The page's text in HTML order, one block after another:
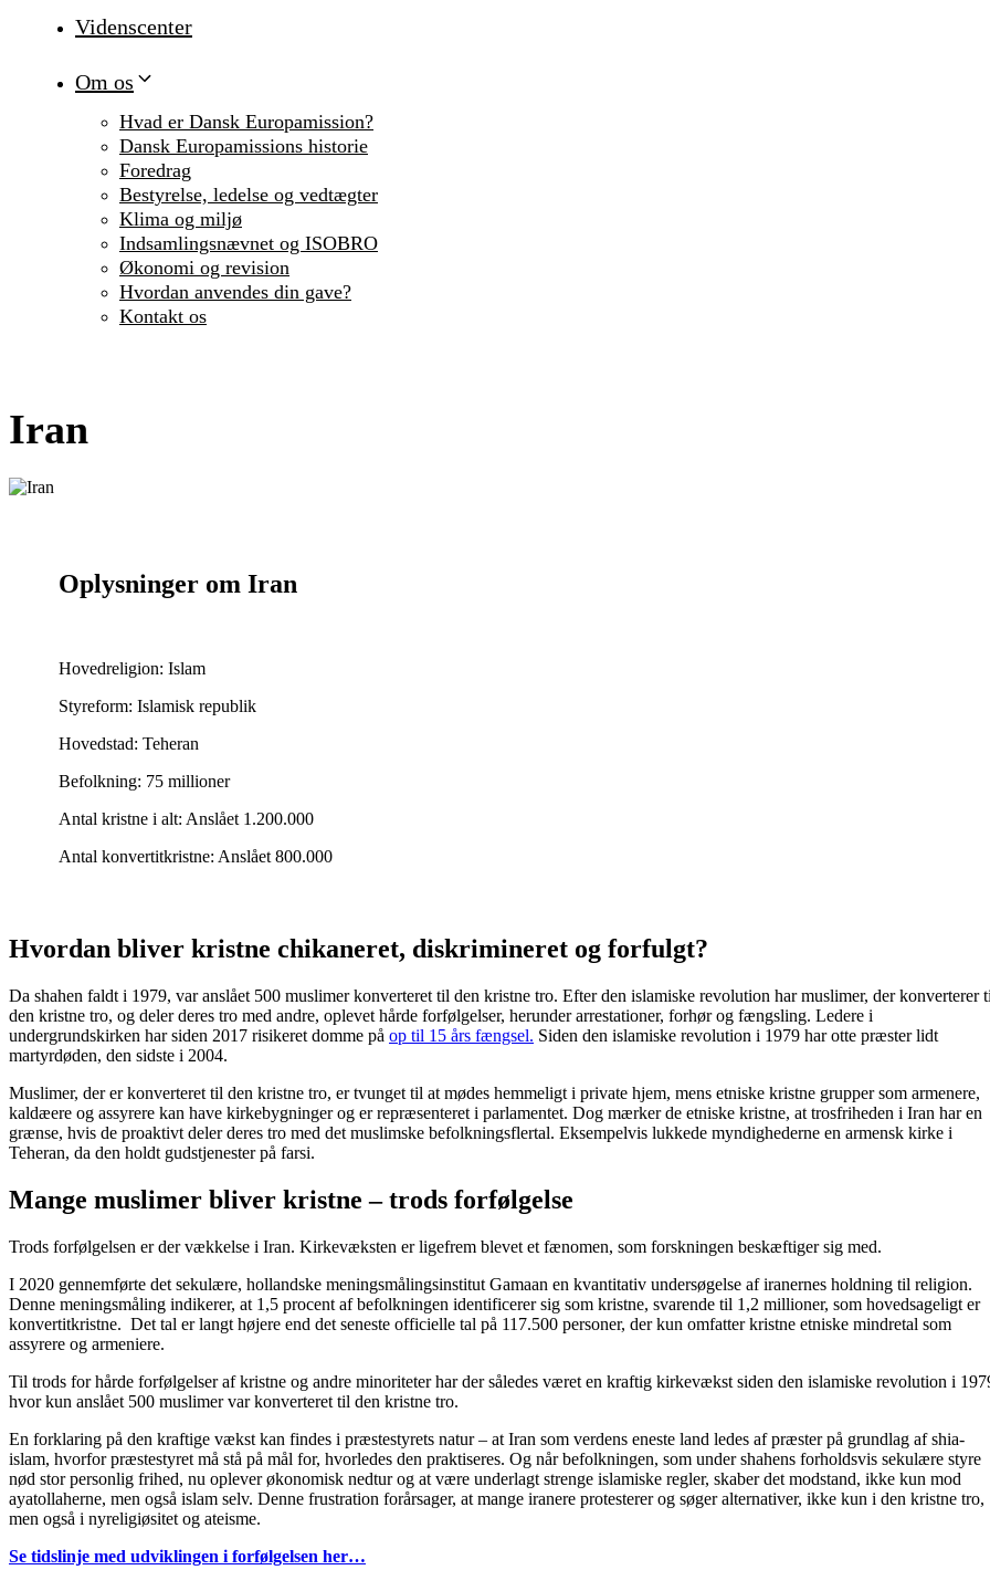
Videnscenter
Om os
Hvad er Dansk Europamission?
Dansk Europamissions historie
Foredrag
Bestyrelse, ledelse og vedtægter
Klima og miljø
Indsamlingsnævnet og ISOBRO
Økonomi og revision
Hvordan anvendes din gave?
Kontakt os
Iran
Oplysninger om Iran
Hovedreligion: Islam
Styreform: Islamisk republik
Hovedstad: Teheran
Befolkning: 75 millioner
Antal kristne i alt: Anslået 1.200.000
Antal konvertitkristne: Anslået 800.000
Hvordan bliver kristne chikaneret, diskrimineret og forfulgt?
Da shahen faldt i 1979, var anslået 500 muslimer konverteret til den kristne tro. Efter den islamiske revolution har muslimer, der konverterer
den kristne tro, og deler deres tro med andre, oplevet hårde forfølgelser, herunder arrestationer, forhør og fængsling. Ledere i
undergrundskirken har siden 2017 risikeret domme på op til 15 års fængsel. Siden den islamiske revolution i 1979 har otte præster lidt
martyrdøden, den sidste i 2004.
Muslimer, der er konverteret til den kristne tro, er tvunget til at mødes hemmeligt i private hjem, mens etniske kristne grupper som armenere,
kaldæere og assyrere kan have kirkebygninger og er repræsenteret i parlamentet. Dog mærker de etniske kristne, at trosfriheden i Iran har en
grænse, hvis de proaktivt deler deres tro med det muslimske befolkningsflertal. Eksempelvis lukkede myndighederne en armensk kirke i
Teheran, da den holdt gudstjenester på farsi.
Mange muslimer bliver kristne – trods forfølgelse
Trods forfølgelsen er der vækkelse i Iran. Kirkevæksten er ligefrem blevet et fænomen, som forskningen beskæftiger sig med.
I 2020 gennemførte det sekulære, hollandske meningsmålingsinstitut Gamaan en kvantitativ undersøgelse af iranernes holdning til religion.
Denne meningsmåling indikerer, at 1,5 procent af befolkningen identificerer sig som kristne, svarende til 1,2 millioner, som hovedsageligt er
konvertitkristne. Det tal er langt højere end det seneste officielle tal på 117.500 personer, der kun omfatter kristne etniske mindretal som
assyrere og armeniere.
Til trods for hårde forfølgelser af kristne og andre minoriteter har der således været en kraftig kirkevækst siden den islamiske revolution i
hvor kun anslået 500 muslimer var konverteret til den kristne tro.
En forklaring på den kraftige vækst kan findes i præstestyrets natur – at Iran som verdens eneste land ledes af præster på grundlag af shia-
islam, hvorfor præstestyret må stå på mål for, hvorledes den praktiseres. Og når befolkningen, som under shahens forholdsvis sekulære styre
nød stor personlig frihed, nu oplever økonomisk nedtur og at være underlagt strenge islamiske regler, skaber det modstand, ikke kun mod
ayatollaherne, men også islam selv. Denne frustration forårsager, at mange iranere protesterer og søger alternativer, ikke kun i den kristne tro,
men også i nyreligiøsitet og ateisme.
Se tidslinje med udviklingen i forfølgelsen her…